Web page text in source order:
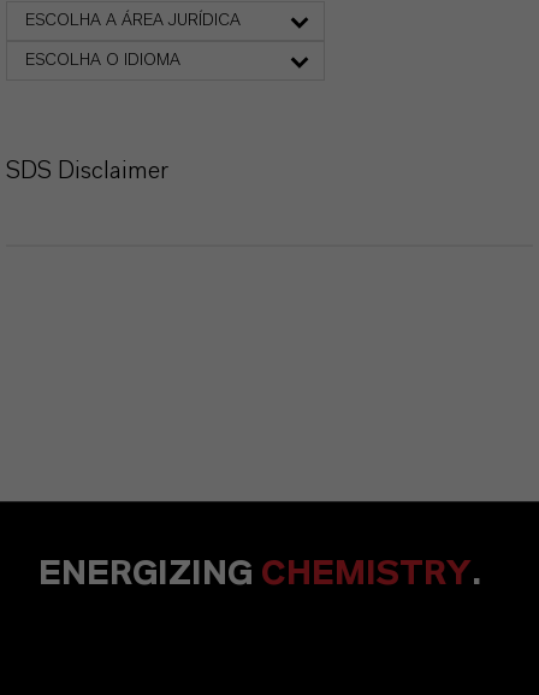
ESCOLHA A ÁREA JURÍDICA
ESCOLHA O IDIOMA
SDS Disclaimer
ENERGIZING CHEMISTRY.